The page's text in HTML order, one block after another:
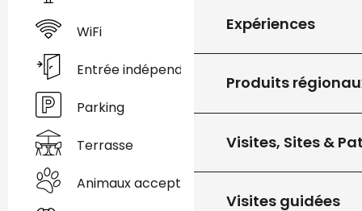
Expériences
Produits
Visites, Sites &
Visites guidées
WiFi
Entrée indépendante
Parking
Terrasse
Animaux acceptés